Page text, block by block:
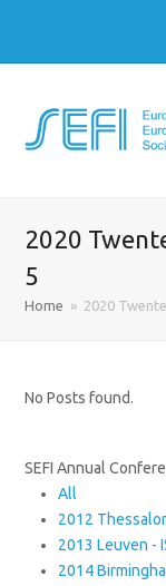
2020
5
Home » 2020
No Posts found.
SEFI Annual
All
2012
2013 Leuven -
2014